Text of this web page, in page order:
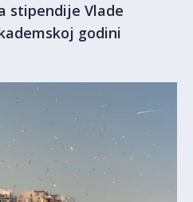
stipendije Vlade
godini